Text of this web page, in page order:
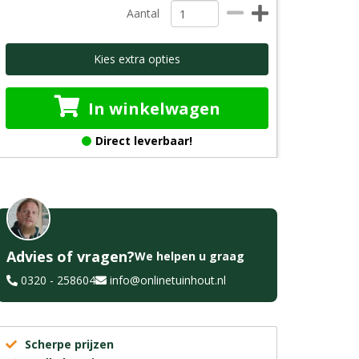
Aantal
Kies extra opties
In winkelwagen
Direct leverbaar!
Advies of vragen?We helpen u graag
0320 - 258604
info@onlinetuinhout.nl
Scherpe prijzen